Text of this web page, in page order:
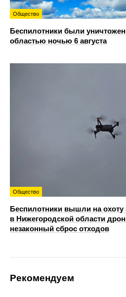
Общество
Беспилотники были
областью ночью 6 августа
Общество
Беспилотники вышли на
в Нижегородской области
незаконный сброс отходов
Рекомендуем